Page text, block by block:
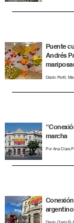
Puente
Andrés
Diario Perfil,
marcha
Por Ana Clara